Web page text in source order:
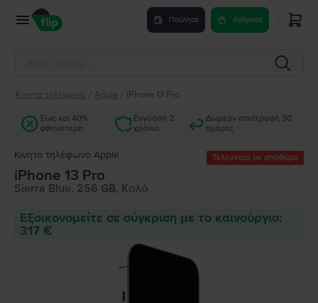
Πούλησε Αγόρασε
Κινητά τηλέφωνα Apple iPhone 13 Pro
Έως και 40%
φθηνότερα
Εγγύηση 2
χρόνια
Δωρεάν επιστροφή 30
ημέρες
Κινητό τηλέφωνο Apple Τελευταίο σε απόθεμα
iPhone 13 Pro
Sierra Blue, 256 GB, Καλό
Εξοικονομείτε σε σύγκριση με το καινούργιο:
317 €